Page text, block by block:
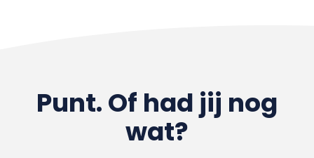
Punt. Of had jij nog
wat?